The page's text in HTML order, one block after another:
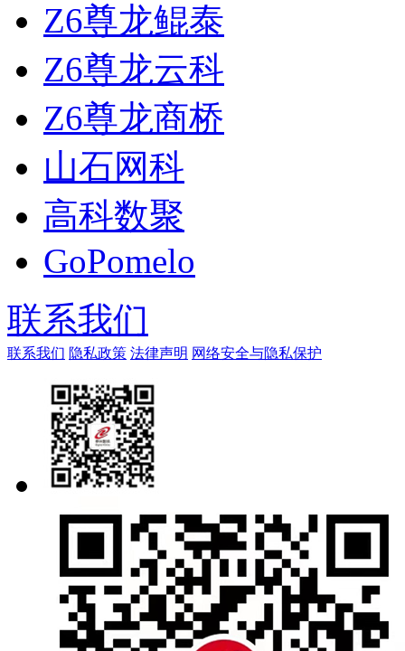
Z6尊龙鲲泰
Z6尊龙云科
Z6尊龙商桥
山石网科
高科数聚
GoPomelo
联系我们
联系我们 隐私政策 法律声明 网络安全与隐私保护